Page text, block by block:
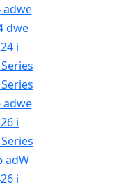
adwe
dwe
i
adwe
i
adW
i